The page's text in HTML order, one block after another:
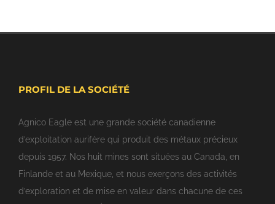
PROFIL DE LA SOCIÉTÉ
Agnico Eagle est une grande société canadienne
d’exploitation aurifère qui produit des métaux précieux
depuis 1957. Nos huit mines sont situées au Canada, en
Finlande et au Mexique, et nous exerçons des activités
d’exploration et de mise en valeur dans chacune de ces